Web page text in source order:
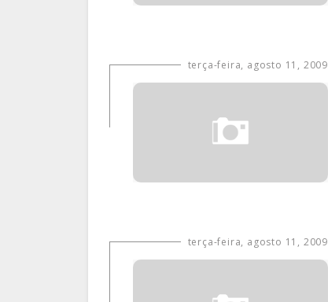
terça-feira, agosto 11, 2009
terça-feira, agosto 11, 2009